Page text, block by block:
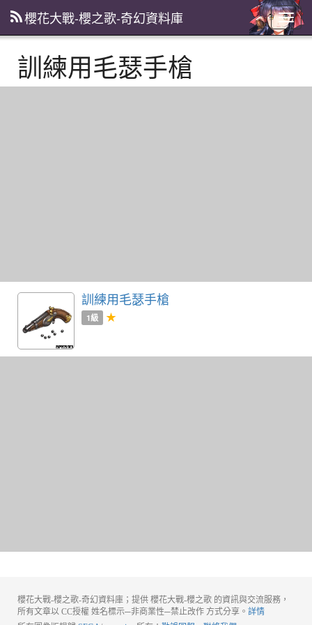
主
選
櫻花大戰-櫻之歌-奇幻資料庫
訓練用毛瑟手槍
訓練用毛瑟手槍
1級 ★
櫻花大戰-櫻之歌-奇幻資料庫；提供 櫻花大戰-櫻之歌 的資訊與交流服務，
所有文章以 CC授權 姓名標示─非商業性─禁止改作 方式分享。 詳情